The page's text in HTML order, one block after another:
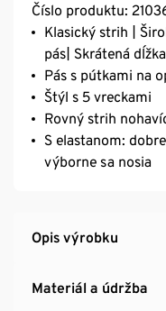
Číslo produktu:
Klasický strih |
pás| Skrátená dĺžka
Pás s pútkami na
Štýl s 5 vreckami
Rovný strih
S elastanom:
výborne sa nosia
Opis výrobku
Materiál a údržba